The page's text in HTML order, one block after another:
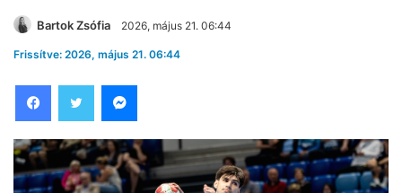
Bartok Zsófia 2026, május 21. 06:44
Frissítve: 2026, május 21. 06:44